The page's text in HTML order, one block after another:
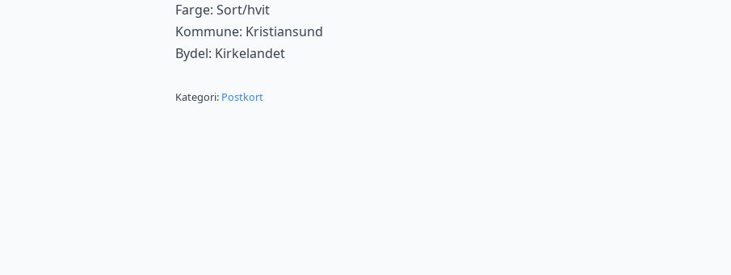
Farge: Sort/hvit
Kommune: Kristiansund
Bydel: Kirkelandet
Kategori: Postkort